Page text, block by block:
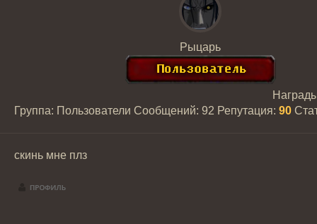
Рыцарь
Группа: Пользователи Сообщений: 92 Репутация: 90
скинь мне плз